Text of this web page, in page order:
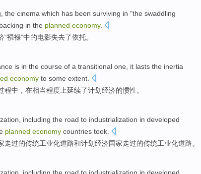
, the cinema which has been surviving in "the swaddling
backing in the planned economy.
“襁褓”中的电影失去了依托。
is in the course of a transitional one, it lasts the inertia
economy to some extent
程中 ，在相当程度上延续了计划经济的惯性。
including the road to industrialization in developed
planned economy countries took.
走过的传统工业化道路和计划经济国家走过的传统工业化道路。
including the road to industrialization in developed